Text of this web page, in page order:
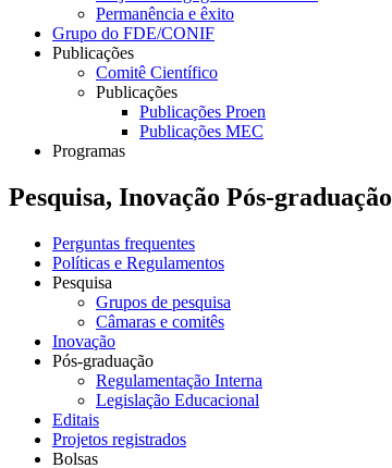
Permanência e êxito
Grupo do FDE/CONIF
Publicações
Comitê Científico
Publicações
Publicações Proen
Publicações MEC
Programas
Pesquisa, Inovação Pós-graduação
Perguntas frequentes
Políticas e Regulamentos
Pesquisa
Grupos de pesquisa
Câmaras e comitês
Inovação
Pós-graduação
Regulamentação Interna
Legislação Educacional
Editais
Projetos registrados
Bolsas